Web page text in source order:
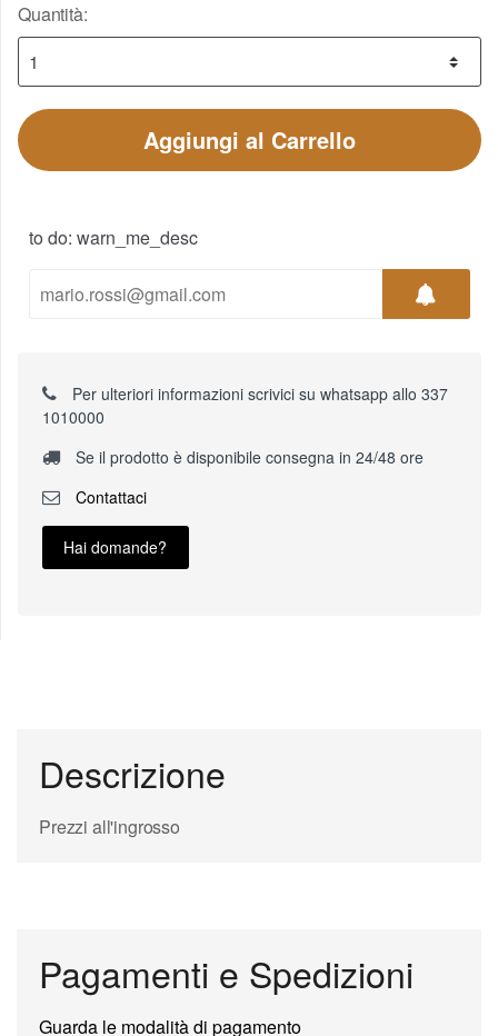
Quantità:
Aggiungi al Carrello
to do: warn_me_desc
Per ulteriori informazioni scrivici su whatsapp allo 337
1010000
Se il prodotto è disponibile consegna in 24/48 ore
Contattaci
Hai domande?
Descrizione
Prezzi all'ingrosso
Pagamenti e Spedizioni
Guarda le modalità di pagamento